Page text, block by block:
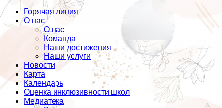
Горячая линия
О нас
О нас
Команда
Наши достижения
Наши услуги
Новости
Карта
Календарь
Оценка инклюзивности школ
Медиатека